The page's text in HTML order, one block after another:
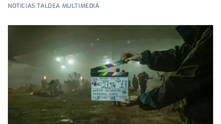
NOTICIAS TALDEA MULTIMEDIA